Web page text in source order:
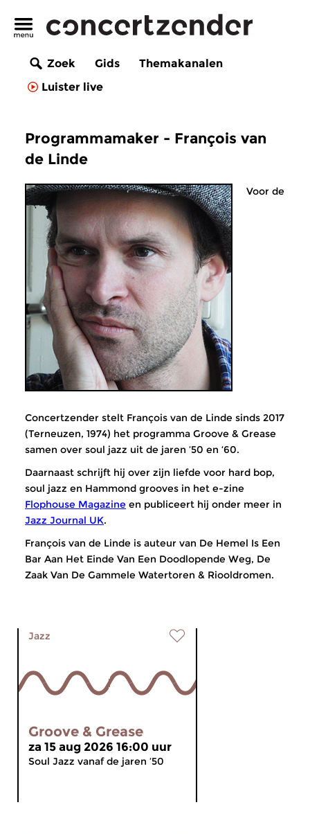
Zoek Gids
Themakanalen
Luister live
Programmamaker - François van
de Linde
Voor de
Concertzender stelt François van de Linde sinds 2017
(Terneuzen, 1974) het programma Groove & Grease
samen over soul jazz uit de jaren ’50 en ‘60.
Daarnaast schrijft hij over zijn liefde voor hard bop,
soul jazz en Hammond grooves in het e-zine
Flophouse Magazine en publiceert hij onder meer in
Jazz Journal UK.
François van de Linde is auteur van De Hemel Is Een
Bar Aan Het Einde Van Een Doodlopende Weg, De
Zaak Van De Gammele Watertoren & Riooldromen.
Jazz
Groove & Grease
za 15 aug 2026 16:00 uur
Soul Jazz vanaf de jaren ’50